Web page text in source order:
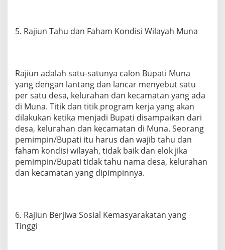
5. Rajiun Tahu dan Faham Kondisi Wilayah Muna
Rajiun adalah satu-satunya calon Bupati Muna
yang dengan lantang dan lancar menyebut satu
per satu desa, kelurahan dan kecamatan yang ada
di Muna. Titik dan titik program kerja yang akan
dilakukan ketika menjadi Bupati disampaikan dari
desa, kelurahan dan kecamatan di Muna. Seorang
pemimpin/Bupati itu harus dan wajib tahu dan
faham kondisi wilayah, tidak baik dan elok jika
pemimpin/Bupati tidak tahu nama desa, kelurahan
dan kecamatan yang dipimpinnya.
6. Rajiun Berjiwa Sosial Kemasyarakatan yang
Tinggi